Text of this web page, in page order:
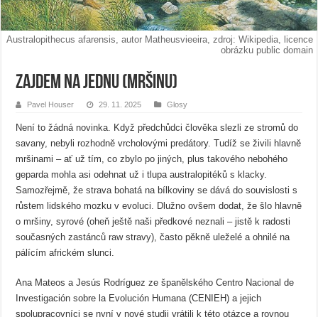
Australopithecus afarensis, autor Matheusvieeira, zdroj: Wikipedia, licence
obrázku public domain
Zajdem na jednu (mršinu)
Pavel Houser 29. 11. 2025 Glosy
Není to žádná novinka. Když předchůdci člověka slezli ze stromů do
savany, nebyli rozhodně vrcholovými predátory. Tudíž se živili hlavně
mršinami – ať už tím, co zbylo po jiných, plus takového nebohého
geparda mohla asi odehnat už i tlupa australopitéků s klacky.
Samozřejmě, že strava bohatá na bílkoviny se dává do souvislosti s
růstem lidského mozku v evoluci. Dlužno ovšem dodat, že šlo hlavně
o mršiny, syrové (oheň ještě naši předkové neznali – jistě k radosti
současných zastánců raw stravy), často pěkně uleželé a ohnilé na
pálícím africkém slunci.
Ana Mateos a Jesús Rodríguez ze španělského Centro Nacional de
Investigación sobre la Evolución Humana (CENIEH) a jejich
spolupracovníci se nyní v nové studii vrátili k této otázce a rovnou